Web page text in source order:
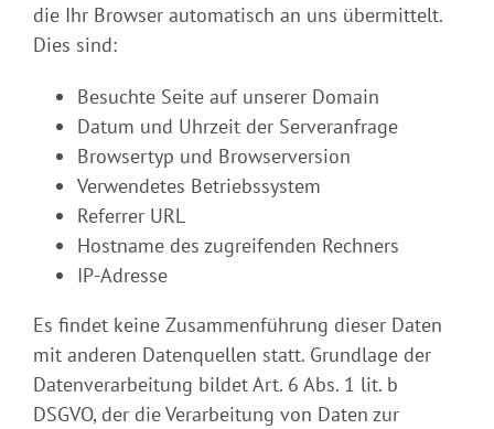
die Ihr Browser automatisch an uns übermittelt.
Dies sind:
Besuchte Seite auf unserer Domain
Datum und Uhrzeit der Serveranfrage
Browsertyp und Browserversion
Verwendetes Betriebssystem
Referrer URL
Hostname des zugreifenden Rechners
IP-Adresse
Es findet keine Zusammenführung dieser Daten
mit anderen Datenquellen statt. Grundlage der
Datenverarbeitung bildet Art. 6 Abs. 1 lit. b
DSGVO, der die Verarbeitung von Daten zur